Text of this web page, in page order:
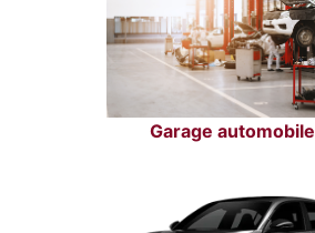
Garage automobile